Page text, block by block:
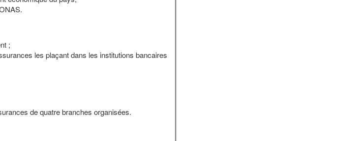
;
les plaçant dans les institutions bancaires
de quatre branches organisées.